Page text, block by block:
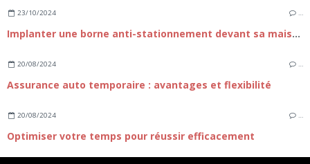
23/10/2024 …
Implanter une borne anti-stationnement devant sa maison
20/08/2024 …
Assurance auto temporaire : avantages et flexibilité
20/08/2024
Optimiser votre temps pour réussir efficacement